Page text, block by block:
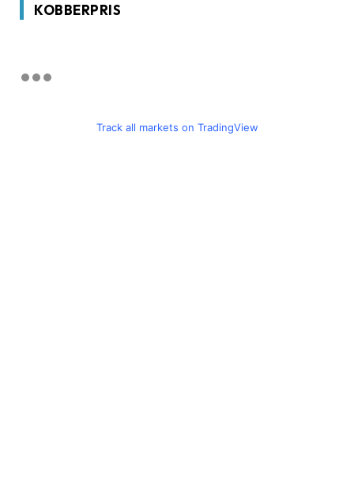
KOBBERPRIS
Track all markets on TradingView